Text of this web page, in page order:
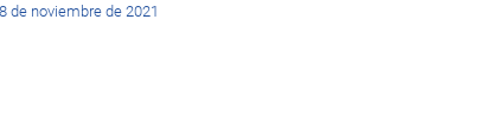
de noviembre de 2021